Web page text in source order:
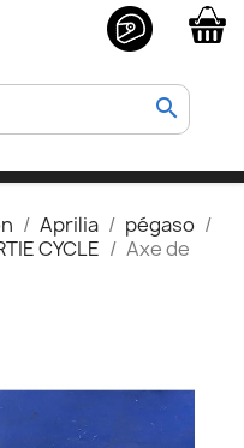
search
Aprilia
pégaso
CYCLE
Axe de